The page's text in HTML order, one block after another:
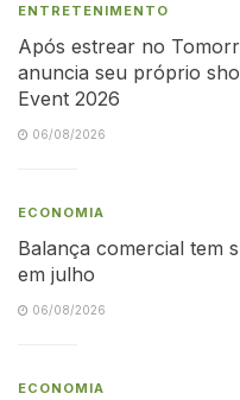
ENTRETENIMENTO
Após estrear no
anuncia seu próprio
Event 2026
06/08/2026
ECONOMIA
Balança comercial tem
em julho
06/08/2026
ECONOMIA